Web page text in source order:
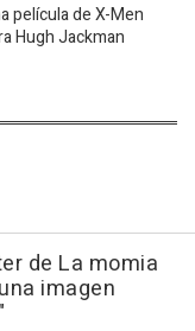
película de X-Men
Hugh Jackman
de La momia
imagen